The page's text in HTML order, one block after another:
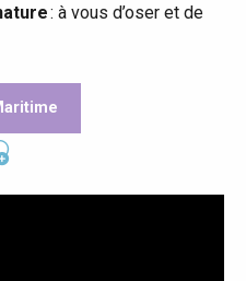
: à vous d’oser et de
aux favoris